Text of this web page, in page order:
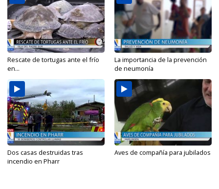
Rescate de tortugas ante el frío
en...
La importancia de la prevención
de neumonía
Dos casas destruidas tras
incendio en Pharr
Aves de compañía para jubilados